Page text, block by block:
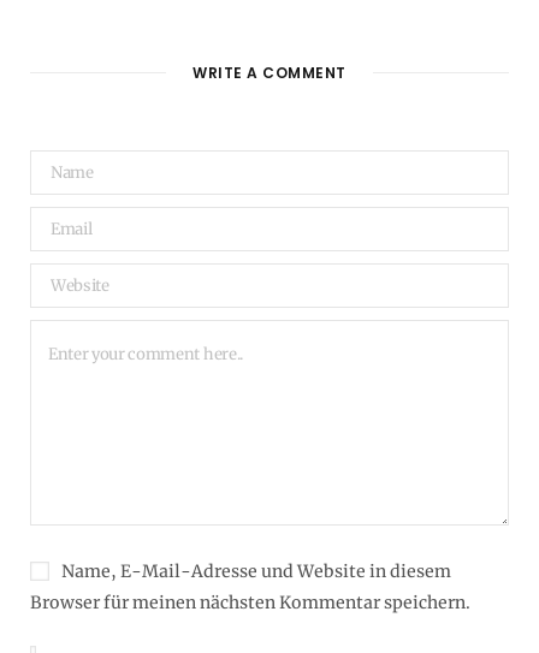
WRITE A COMMENT
Name, E-Mail-Adresse und Website in diesem
Browser für meinen nächsten Kommentar speichern.